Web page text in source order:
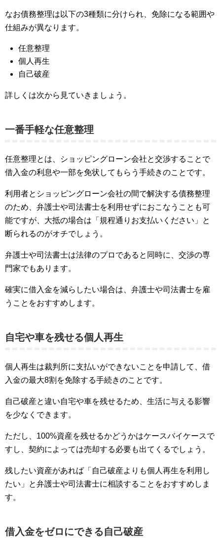
なお債務整理は以下の3種類に分けられ、免除になる範囲や
仕組みが異なります。
任意整理
個人再生
自己破産
詳しくは次から見ていきましょう。
一番手軽な任意整理
任意整理とは、ショッピングローン会社と交渉することで
借入金の利息や一部を免状してもらう手続きのことです。
利用者とショッピングローン会社の間で解決する債務整理
のため、弁護士や司法書士を利用せずにおこなうことも可
能ですが、大抵の場合は「規程通りお支払いください」と
断られるのがオチでしょう。
弁護士や司法書士は法律のプロであると同時に、交渉の専
門家でもあります。
確実に借入金を減らしたい場合は、弁護士や司法書士を雇
うことをおすすめします。
自宅や車を残せる個人再生
個人再生は裁判所に支払いができないことを申請して、借
入金の最大8割を免除する手続きのことです。
自己破産と違い自宅や車を残せるため、生活に与える影響
を少なくできます。
ただし、100%資産を残せるかどうかはケースバイケースで
すし、契約によっては売却する必要も出てくるでしょう。
残したい資産があれば「自己破産よりも個人再生を利用し
たい」と弁護士や司法書士に相談することをおすすめしま
す。
借入金をゼロにできる自己破産